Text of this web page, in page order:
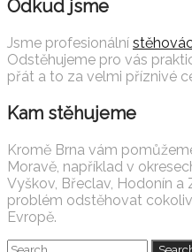
Odkud jsme
Jsme profesionální
Odstěhujeme pro vás
přát a to za velmi příznivé
Kam stěhujeme
Kromě Brna vám
Moravě, například v
Vyškov, Břeclav, Hodonín a
problém odstěhovat
Evropě.